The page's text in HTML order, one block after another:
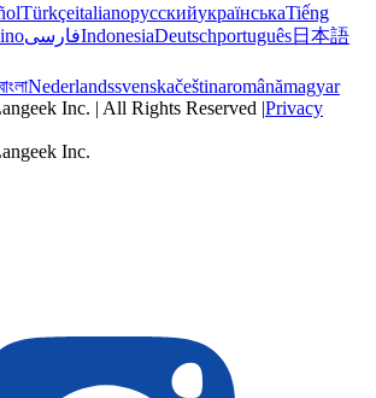
TürkçeitalianoрусскийукраїнськаTiếng
فارسیIndonesiaDeutschportuguês日本語
Nederlandssvenskačeštinaromânămagyar
Inc. | All Rights Reserved |Privacy
Inc.